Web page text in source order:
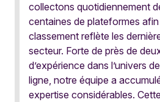
collectons quotidiennement
centaines de plateformes
classement reflète les
secteur. Forte de près de
d’expérience dans l’univers
ligne, notre équipe a
expertise considérables.